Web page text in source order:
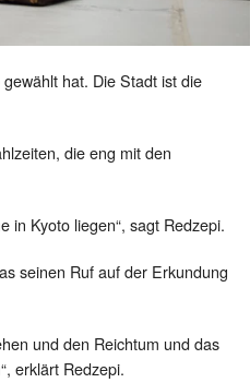
hat. Die Stadt ist die
die eng mit den
in Kyoto liegen“, sagt Redzepi.
seinen Ruf auf der Erkundung
und den Reichtum und das
erklärt Redzepi.